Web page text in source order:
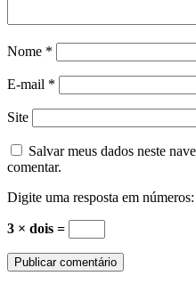
Nome *
E-mail *
Site
Salvar meus dados neste
comentar.
Digite uma resposta em números:
3 × dois =